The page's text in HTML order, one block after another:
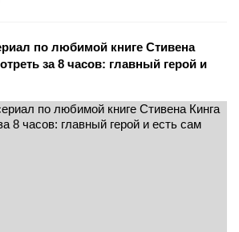
по любимой книге Стивена
за 8 часов: главный герой и